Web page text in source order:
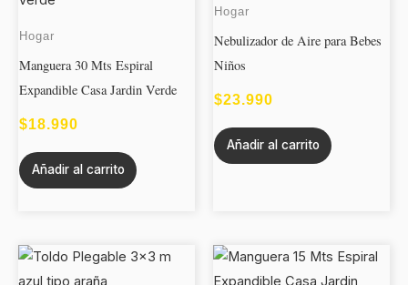
Hogar
Manguera 30 Mts Espiral
Expandible Casa Jardin Verde
$18.990
Añadir al carrito
Hogar
Nebulizador de Aire para Bebes
Niños
$23.990
Añadir al carrito